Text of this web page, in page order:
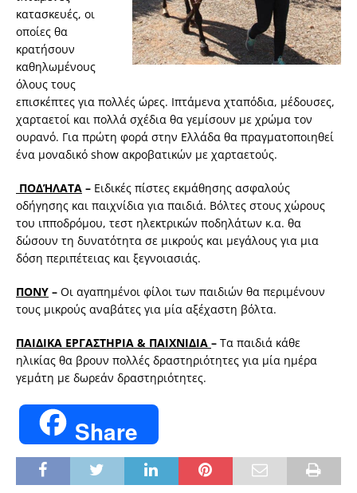
κατασκευές, οι
οποίες θα
κρατήσουν
καθηλωμένους
όλους τους
επισκέπτες για πολλές ώρες. Ιπτάμενα χταπόδια, μέδουσες,
χαρταετοί και πολλά σχέδια θα γεμίσουν με χρώμα τον
ουρανό. Για πρώτη φορά στην Ελλάδα θα πραγματοποιηθεί
ένα μοναδικό show ακροβατικών με χαρταετούς.
ΠΟΔΉΛΑΤΑ – Ειδικές πίστες εκμάθησης ασφαλούς
οδήγησης και παιχνίδια για παιδιά. Βόλτες στους χώρους
του ιπποδρόμου, τεστ ηλεκτρικών ποδηλάτων κ.α. θα
δώσουν τη δυνατότητα σε μικρούς και μεγάλους για μια
δόση περιπέτειας και ξεγνοιασιάς.
ΠOΝΥ – Οι αγαπημένοι φίλοι των παιδιών θα περιμένουν
τους μικρούς αναβάτες για μία αξέχαστη βόλτα.
ΠΑΙΔΙΚΑ ΕΡΓΑΣΤΗΡΙΑ & ΠΑΙΧΝΙΔΙΑ – Τα παιδιά κάθε
ηλικίας θα βρουν πολλές δραστηριότητες για μία ημέρα
γεμάτη με δωρεάν δραστηριότητες.
Share